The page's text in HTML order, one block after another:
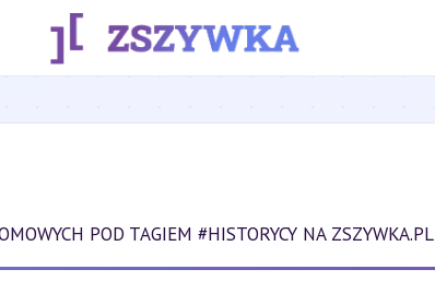
POD TAGIEM #HISTORYCY NA ZSZYWKA.PL